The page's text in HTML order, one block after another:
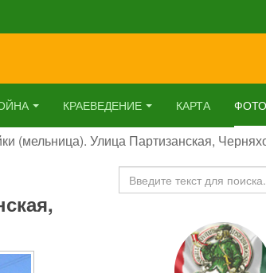
КРАЕВЕДЕНИЕ КАРТА
(мельница). Улица Партизанская,
Искать...